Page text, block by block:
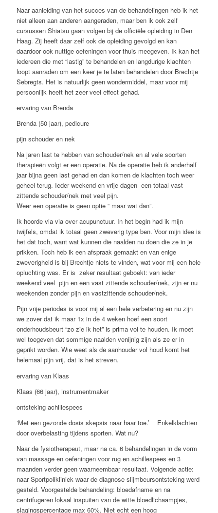
Naar aanleiding van het succes van de behandelingen heb ik het
niet alleen aan anderen aangeraden, maar ben ik ook zelf
cursussen Shiatsu gaan volgen bij de officiële opleiding in Den
Haag. Zij heeft daar zelf ook de opleiding gevolgd en kan
daardoor ook nuttige oefeningen voor thuis meegeven. Ik kan het
iedereen die met “lastig” te behandelen en langdurige klachten
loopt aanraden om een keer je te laten behandelen door Brechtje
Sebregts. Het is natuurlijk geen wondermiddel, maar voor mij
persoonlijk heeft het zeer veel effect gehad.
ervaring van Brenda
Brenda (50 jaar), pedicure
pijn schouder en nek
Na jaren last te hebben van schouder/nek en al vele soorten
therapieën volgt er een operatie. Na de operatie heb ik anderhalf
jaar bijna geen last gehad en dan komen de klachten toch weer
geheel terug. Ieder weekend en vrije dagen een totaal vast
zittende schouder/nek met veel pijn.
Weer een operatie is geen optie “ maar wat dan”.
Ik hoorde via via over acupunctuur. In het begin had ik mijn
twijfels, omdat ik totaal geen zweverig type ben. Voor mijn idee is
het dat toch, want wat kunnen die naalden nu doen die ze in je
prikken. Toch heb ik een afspraak gemaakt en van enige
zweverigheid is bij Brechtje niets te vinden, wat voor mij een hele
opluchting was. Er is zeker resultaat geboekt: van ieder
weekend veel pijn en een vast zittende schouder/nek, zijn er nu
weekenden zonder pijn en vastzittende schouder/nek.
Pijn vrije periodes is voor mij al een hele verbetering en nu zijn
we zover dat ik maar 1x in de 4 weken hoef een soort
onderhoudsbeurt “zo zie ik het” is prima vol te houden. Ik moet
wel toegeven dat sommige naalden venijnig zijn als ze er in
geprikt worden. Wie weet als de aanhouder vol houd komt het
helemaal pijn vrij, dat is het streven.
ervaring van Klaas
Klaas (66 jaar), instrumentmaker
ontsteking achillespees
‘Met een gezonde dosis skepsis naar haar toe.’ Enkelklachten
door overbelasting tijdens sporten. Wat nu?
Naar de fysiotherapeut, maar na ca. 6 behandelingen in de vorm
van massage en oefeningen voor rug en achillespees en 3
maanden verder geen waarneembaar resultaat. Volgende actie:
naar Sportpolikliniek waar de diagnose slijmbeursontsteking werd
gesteld. Voorgestelde behandeling: bloedafname en na
centrifugeren lokaal inspuiten van de witte bloedlichaampjes,
slagingspercentage max 60%. Niet echt een hoog